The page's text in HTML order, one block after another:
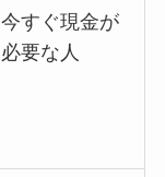
今すぐ現金が
必要な人